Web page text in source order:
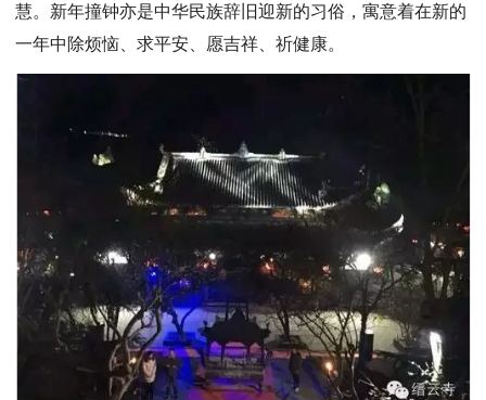
慧。新年撞钟亦是中华民族辞旧迎新的习俗，寓意着在新的
一年中除烦恼、求平安、愿吉祥、祈健康。